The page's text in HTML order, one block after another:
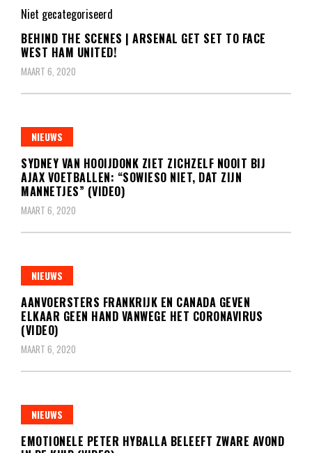
Niet gecategoriseerd
BEHIND THE SCENES | ARSENAL GET SET TO FACE
WEST HAM UNITED!
MAART 6, 2020
NIEUWS
SYDNEY VAN HOOIJDONK ZIET ZICHZELF NOOIT BIJ
AJAX VOETBALLEN: “SOWIESO NIET, DAT ZIJN
MANNETJES” (VIDEO)
MAART 6, 2020
NIEUWS
AANVOERSTERS FRANKRIJK EN CANADA GEVEN
ELKAAR GEEN HAND VANWEGE HET CORONAVIRUS
(VIDEO)
MAART 6, 2020
NIEUWS
EMOTIONELE PETER HYBALLA BELEEFT ZWARE AVOND